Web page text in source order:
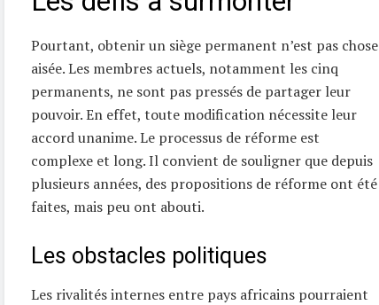
Pourtant, obtenir un siège permanent n’est pas chose
aisée. Les membres actuels, notamment les cinq
permanents, ne sont pas pressés de partager leur
pouvoir. En effet, toute modification nécessite leur
accord unanime. Le processus de réforme est
complexe et long. Il convient de souligner que depuis
plusieurs années, des propositions de réforme ont été
faites, mais peu ont abouti.
Les obstacles politiques
Les rivalités internes entre pays africains pourraient